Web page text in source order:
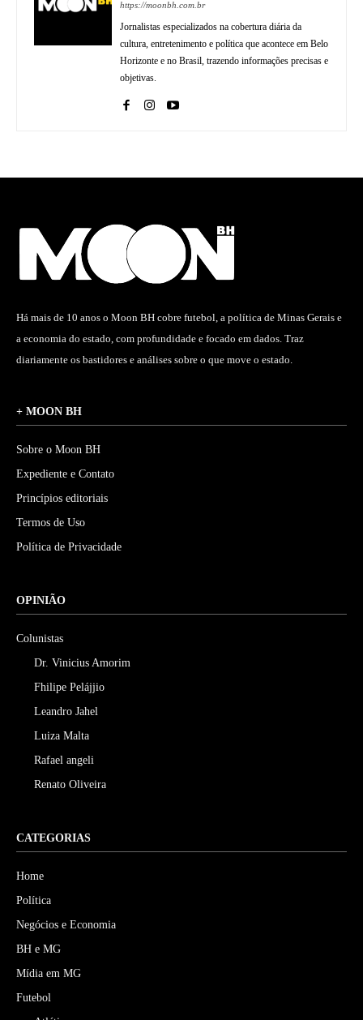
https://moonbh.com.br
Jornalistas especializados na cobertura diária da
cultura, entretenimento e política que acontece em Belo
Horizonte e no Brasil, trazendo informações precisas e
objetivas.
Há mais de 10 anos o Moon BH cobre futebol, a política de Minas Gerais e
a economia do estado, com profundidade e focado em dados. Traz
diariamente os bastidores e análises sobre o que move o estado.
+ MOON BH
Sobre o Moon BH
Expediente e Contato
Princípios editoriais
Termos de Uso
Política de Privacidade
OPINIÃO
Colunistas
Dr. Vinicius Amorim
Fhilipe Pelájjio
Leandro Jahel
Luiza Malta
Rafael angeli
Renato Oliveira
CATEGORIAS
Home
Política
Negócios e Economia
BH e MG
Mídia em MG
Futebol